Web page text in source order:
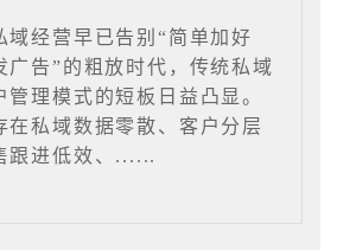
域经营早已告别“简单加好
广告”的粗放时代，传统私域
管理模式的短板日益凸显。
在私域数据零散、客户分层
跟进低效、......